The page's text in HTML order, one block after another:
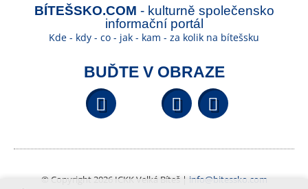
BÍTEŠSKO.COM - kulturně společensko
informační portál
Kde - kdy - co - jak - kam - za kolik na bítešsku
BUĎTE V OBRAZE
Facebook YouTube
© Copyright 2026 ICKK Velká Bíteš | info@bitessko.com